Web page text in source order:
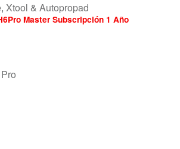
, Xtool & Autopropad
Master Subscripción 1 Año